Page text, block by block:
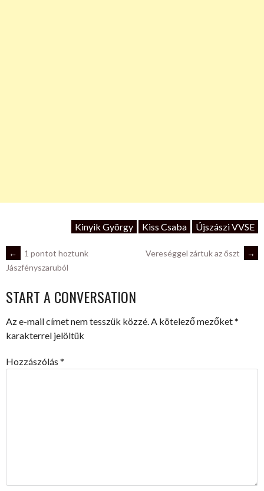
Kinyik György Kiss Csaba Újszászi VVSE
POST
NAVIGATION
←
1 pontot hoztunk
Jászfényszaruból
Vereséggel zártuk az őszt →
START A CONVERSATION
Az e-mail címet nem tesszük közzé.A kötelező mezőket*
karakterrel jelöltük
Hozzászólás *